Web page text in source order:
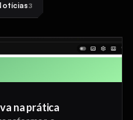
3
na prática